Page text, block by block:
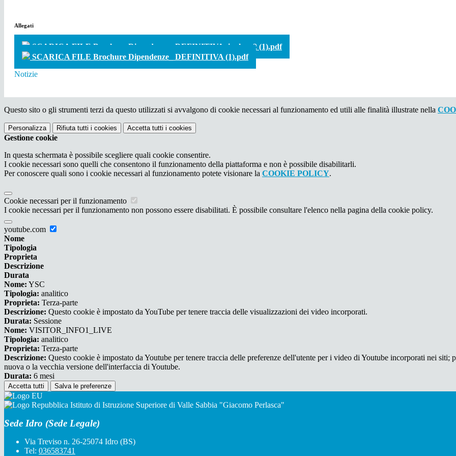
Allegati
SCARICA FILE Brochure Dipendenze_ DEFINITIVA_inglese 2 (1).pdf
SCARICA FILE Brochure Dipendenze_ DEFINITIVA (1).pdf
Notizie
Questo sito o gli strumenti terzi da questo utilizzati si avvalgono di cookie necessari al funzionamento ed utili alle finalità illustrate nella
Personalizza Rifiuta tutti i cookies Accetta tutti i cookies
Gestione cookie
In questa schermata è possibile scegliere quali cookie consentire.
I cookie necessari sono quelli che consentono il funzionamento della piattaforma e non è possibile disabilitarli.
Per conoscere quali sono i cookie necessari al funzionamento potete visionare la COOKIE POLICY.
Cookie necessari per il funzionamento
I cookie necessari per il funzionamento non possono essere disabilitati. È possibile consultare l'elenco nella pagina della cookie policy.
youtube.com
Nome
Tipologia
Proprieta
Descrizione
Durata
Nome: YSC
Tipologia: analitico
Proprieta: Terza-parte
Descrizione: Questo cookie è impostato da YouTube per tenere traccia delle visualizzazioni dei video incorporati.
Durata: Sessione
Nome: VISITOR_INFO1_LIVE
Tipologia: analitico
Proprieta: Terza-parte
Descrizione: Questo cookie è impostato da Youtube per tenere traccia delle preferenze dell'utente per i video di Youtube incorporati nei
nuova o la vecchia versione dell'interfaccia di Youtube.
Durata: 6 mesi
Accetta tutti Salva le preferenze
Istituto di Istruzione Superiore di Valle Sabbia "Giacomo Perlasca"
Sede Idro (Sede Legale)
Via Treviso n. 26-25074 Idro (BS)
Tel: 036583741